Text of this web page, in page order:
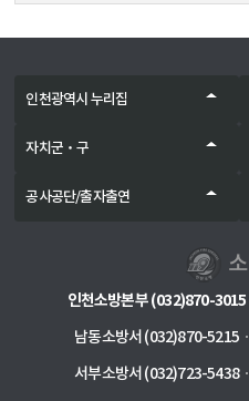
인천광역시 누리집
자치군‧구
공사공단/출자출연
인천소방본부 (032)870-3015
남동소방서 (032)870-5215
서부소방서 (032)723-5438